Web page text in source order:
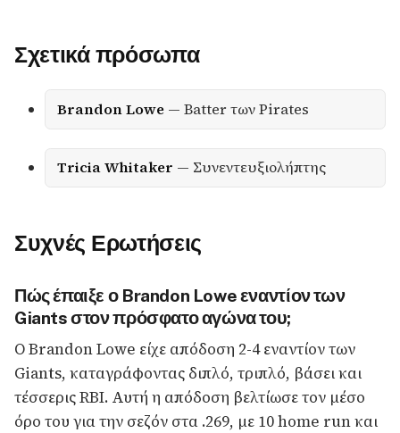
Σχετικά πρόσωπα
Brandon Lowe— Batter των Pirates
Tricia Whitaker — Συνεντευξιολήπτης
Συχνές Ερωτήσεις
Πώς έπαιξε ο Brandon Lowe εναντίον των
Giants στον πρόσφατο αγώνα του;
Ο Brandon Lowe είχε απόδοση 2-4 εναντίον των
Giants, καταγράφοντας διπλό, τριπλό, βάσει και
τέσσερις RBI. Αυτή η απόδοση βελτίωσε τον μέσο
όρο του για την σεζόν στα .269, με 10 home run και